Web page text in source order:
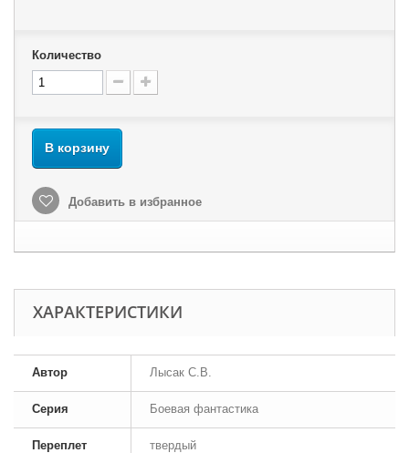
Количество
В корзину
Добавить в избранное
ХАРАКТЕРИСТИКИ
Автор Лысак С.В.
Серия Боевая фантастика
Переплет твердый